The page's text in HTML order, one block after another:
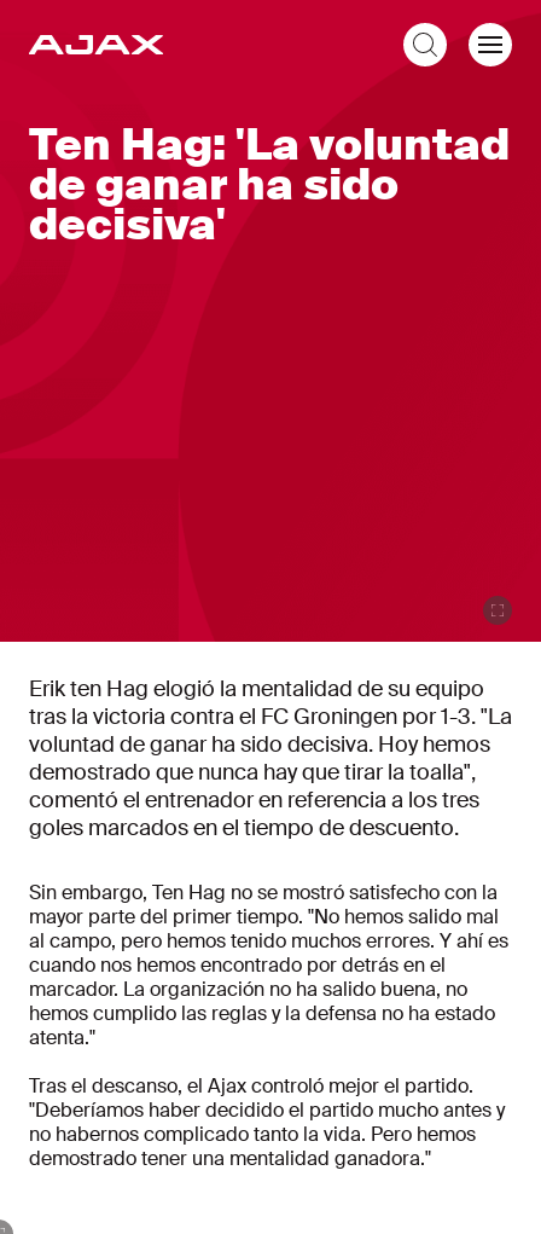
Ten Hag: 'La voluntad
de ganar ha sido
decisiva'
Erik ten Hag elogió la mentalidad de su equipo
tras la victoria contra el FC Groningen por 1-3. "La
voluntad de ganar ha sido decisiva. Hoy hemos
demostrado que nunca hay que tirar la toalla",
comentó el entrenador en referencia a los tres
goles marcados en el tiempo de descuento.
Sin embargo, Ten Hag no se mostró satisfecho con la
mayor parte del primer tiempo. "No hemos salido mal
al campo, pero hemos tenido muchos errores. Y ahí es
cuando nos hemos encontrado por detrás en el
marcador. La organización no ha salido buena, no
hemos cumplido las reglas y la defensa no ha estado
atenta."
Tras el descanso, el Ajax controló mejor el partido.
"Deberíamos haber decidido el partido mucho antes y
no habernos complicado tanto la vida. Pero hemos
demostrado tener una mentalidad ganadora."